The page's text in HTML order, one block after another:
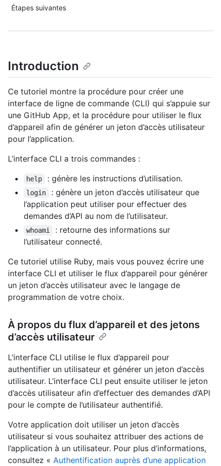
Étapes suivantes
Introduction
Ce tutoriel montre la procédure pour créer une
interface de ligne de commande (CLI) qui s’appuie sur
une GitHub App, et la procédure pour utiliser le flux
d’appareil afin de générer un jeton d’accès utilisateur
pour l’application.
L’interface CLI a trois commandes :
help : génère les instructions d’utilisation.
login
: génère un jeton d’accès utilisateur que
l’application peut utiliser pour effectuer des
demandes d’API au nom de l’utilisateur.
whoami
: retourne des informations sur
l’utilisateur connecté.
Ce tutoriel utilise Ruby, mais vous pouvez écrire une
interface CLI et utiliser le flux d’appareil pour générer
un jeton d’accès utilisateur avec le langage de
programmation de votre choix.
À propos du flux d’appareil et des jetons
d’accès utilisateur
L’interface CLI utilise le flux d’appareil pour
authentifier un utilisateur et générer un jeton d’accès
utilisateur. L’interface CLI peut ensuite utiliser le jeton
d’accès utilisateur afin d’effectuer des demandes d’API
pour le compte de l’utilisateur authentifié.
Votre application doit utiliser un jeton d’accès
utilisateur si vous souhaitez attribuer des actions de
l’application à un utilisateur. Pour plus d’informations,
consultez « Authentification auprès d’une application